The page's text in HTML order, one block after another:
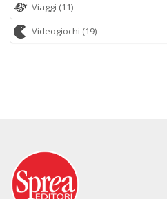
Viaggi (11)
Videogiochi (19)